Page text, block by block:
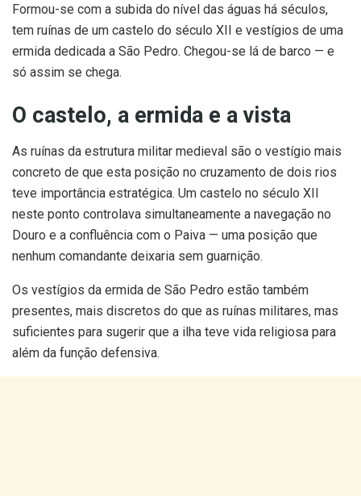
Formou-se com a subida do nível das águas há séculos,
tem ruínas de um castelo do século XII e vestígios de uma
ermida dedicada a São Pedro. Chegou-se lá de barco — e
só assim se chega.
O castelo, a ermida e a vista
As ruínas da estrutura militar medieval são o vestígio mais
concreto de que esta posição no cruzamento de dois rios
teve importância estratégica. Um castelo no século XII
neste ponto controlava simultaneamente a navegação no
Douro e a confluência com o Paiva — uma posição que
nenhum comandante deixaria sem guarnição.
Os vestígios da ermida de São Pedro estão também
presentes, mais discretos do que as ruínas militares, mas
suficientes para sugerir que a ilha teve vida religiosa para
além da função defensiva.